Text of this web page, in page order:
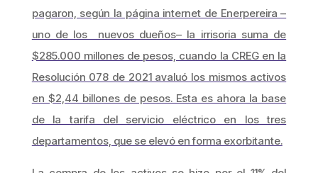
pagaron, según la página internet de Enerpereira –
uno de los nuevos dueños– la irrisoria suma de
$285.000 millones de pesos, cuando la CREG en la
Resolución 078 de 2021 avaluó los mismos activos
en $2,44 billones de pesos. Esta es ahora la base
de la tarifa del servicio eléctrico en los tres
departamentos, que se elevó en forma exorbitante.